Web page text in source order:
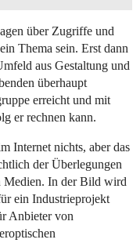
über Zugriffe und
Thema sein. Erst dann
aus Gestaltung und
überhaupt
erreicht und mit
er rechnen kann.
Internet nichts, aber das
der Überlegungen
Medien. In der Bild wird
ein Industrieprojekt
Anbieter von